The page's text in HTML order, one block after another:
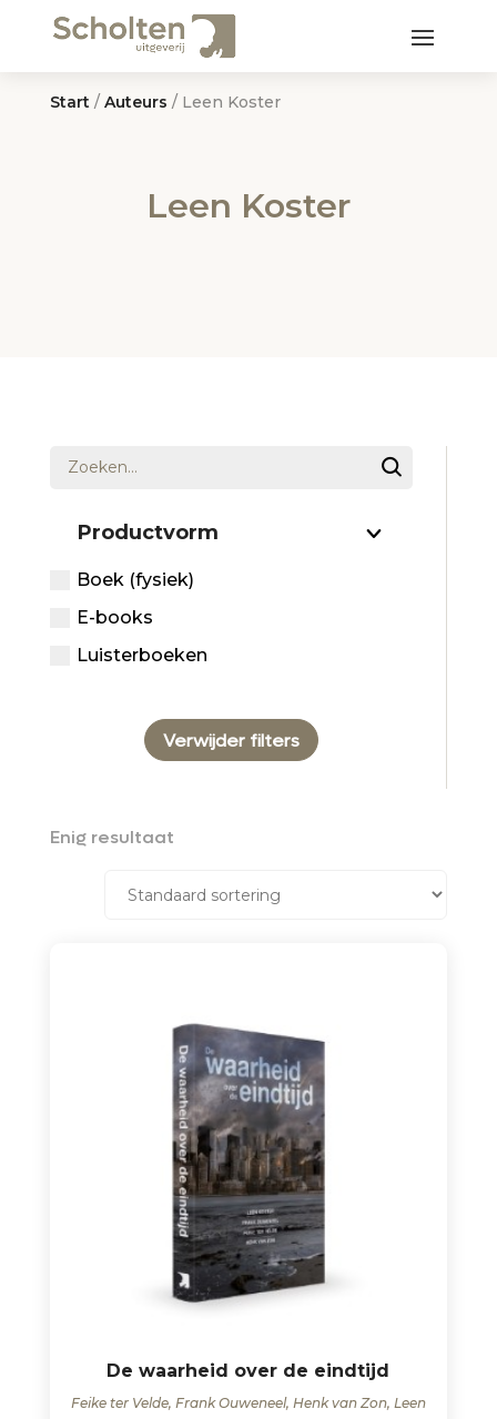
Start / Auteurs / Leen Koster
Leen Koster
Productvorm
Boek (fysiek)
E-books
Luisterboeken
Verwijder filters
Enig resultaat
De waarheid over de eindtijd
Feike ter Velde, Frank Ouweneel, Henk van Zon, Leen